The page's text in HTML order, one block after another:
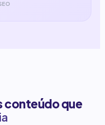
conteúdo que